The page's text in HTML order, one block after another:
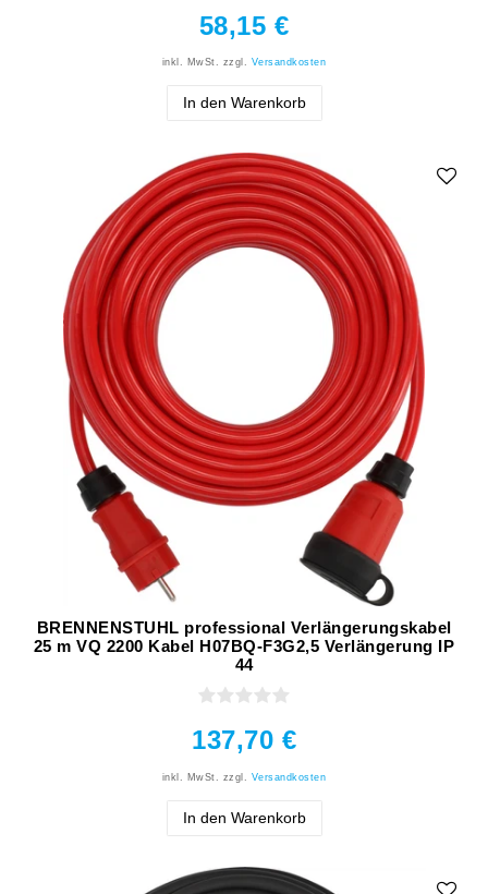
58,15 €
inkl. MwSt. zzgl. Versandkosten
In den Warenkorb
BRENNENSTUHL professional Verlängerungskabel
25 m VQ 2200 Kabel H07BQ-F3G2,5 Verlängerung IP
44
137,70 €
inkl. MwSt. zzgl. Versandkosten
In den Warenkorb